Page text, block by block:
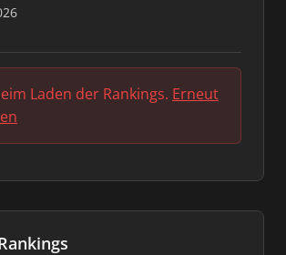
Laden der Rankings. Erneut